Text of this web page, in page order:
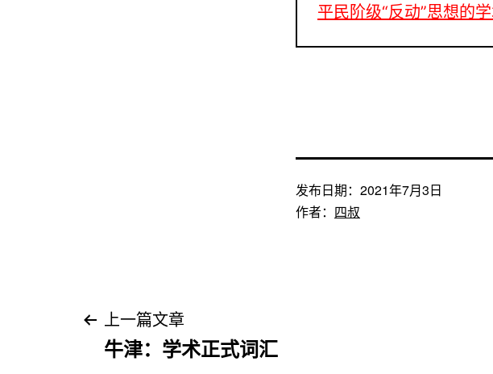
平民阶级“反动”思想的学
发布日期： 2021年7月3日
作者： 四叔
文上一篇文章
牛津：学术正式词汇